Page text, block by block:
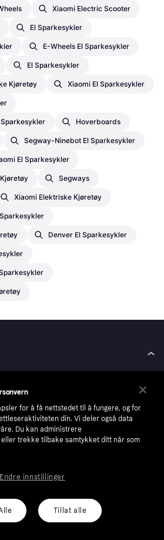
Xiaomi Electric Scooter
El Sparkesykler
E-Wheels El Sparkesykler
El Sparkesykler
Kjøretøy Xiaomi El Sparkesykler
Sparkesykler Hoverboards
Segway-Ninebot El Sparkesykler
El Sparkesykler
Segways
Xiaomi Elektriske Kjøretøy
Denver El Sparkesykler
Auto-Track
Kontakt
Eierstyring og selskapsledelse
for å få nettstedet til å fungere, og for
din. Vi deler også data
Du kan administrere
trekke tilbake samtykket ditt når som
Tillat alle
Endre innstillinger